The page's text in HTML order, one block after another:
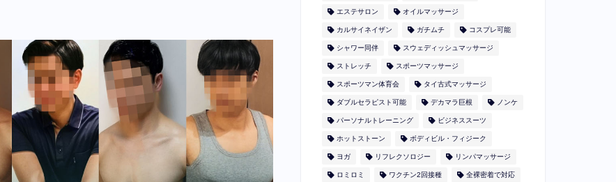
エステサロン オイルマッサージ
カルサイネイザン ガチムチ コスプレ可能
シャワー同伴 スウェディッシュマッサージ
ストレッチ スポーツマッサージ
スポーツマン体育会 タイ古式マッサージ
ダブルセラピスト可能 デカマラ巨根 ノンケ
パーソナルトレーニング ビジネススーツ
ホットストーン ボディビル・フィジーク
ヨガ リフレクソロジー リンパマッサージ
ロミロミ ワクチン2回接種 全裸密着で対応